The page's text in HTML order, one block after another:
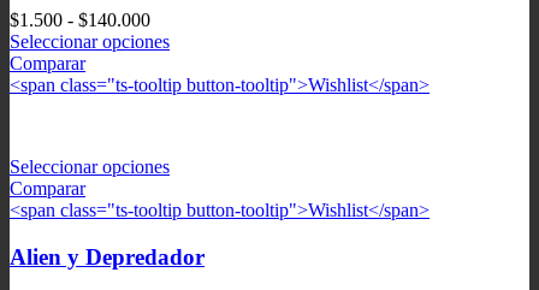
$1.500 - $140.000Rango
de
desde
Seleccionar opciones
Comparar
<span class="ts-tooltip button-tooltip">Wishlist</span>
Seleccionar opciones
Comparar
<span class="ts-tooltip button-tooltip">Wishlist</span>
Alien y Depredador